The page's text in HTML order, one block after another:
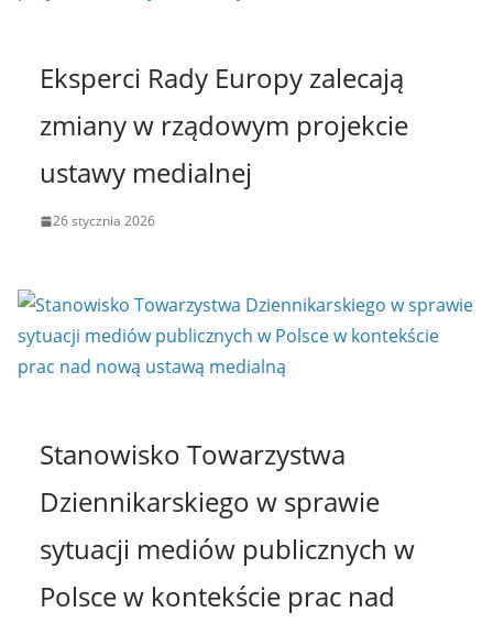
Eksperci Rady Europy zalecają
zmiany w rządowym projekcie
ustawy medialnej
26 stycznia 2026
Stanowisko Towarzystwa
Dziennikarskiego w sprawie
sytuacji mediów publicznych w
Polsce w kontekście prac nad